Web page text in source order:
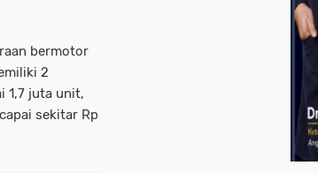
bermotor
2
1,7 juta unit,
sekitar Rp